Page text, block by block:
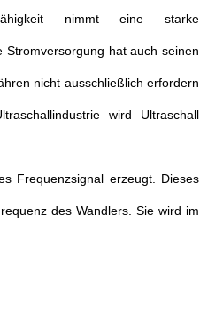
nimmt eine starke
Stromversorgung hat auch seinen
nicht ausschließlich erfordern
wird Ultraschall
Frequenzsignal erzeugt. Dieses
des Wandlers. Sie wird im